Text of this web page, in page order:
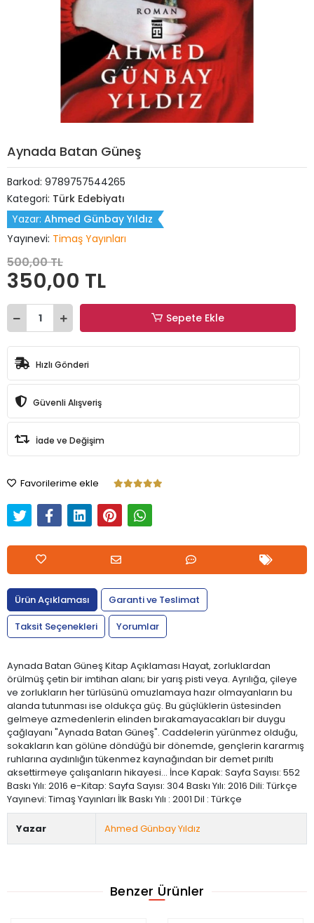
Aynada Batan Güneş
Barkod: 9789757544265
Kategori: Türk Edebiyatı
Yazar: Ahmed Günbay Yıldız
Yayınevi: Timaş Yayınları
500,00 TL
350,00 TL
Sepete Ekle
Hızlı Gönderi
Güvenli Alışveriş
İade ve Değişim
Favorilerime ekle
Ürün Açıklaması
Garanti ve Teslimat
Taksit Seçenekleri
Yorumlar
Aynada Batan Güneş Kitap Açıklaması Hayat, zorluklardan
örülmüş çetin bir imtihan alanı; bir yarış pisti veya. Ayrılığa, çileye
ve zorlukların her türlüsünü omuzlamaya hazır olmayanların bu
alanda tutunması ise oldukça güç. Bu güçlüklerin üstesinden
gelmeye azmedenlerin elinden bırakamayacakları bir duygu
çağlayanı "Aynada Batan Güneş". Caddelerin yürünmez olduğu,
sokakların kan gölüne döndüğü bir dönemde, gençlerin kararmış
ruhlarına aydınlığın tükenmez kaynağından bir demet pırıltı
aksettirmeye çalışanların hikayesi... İnce Kapak: Sayfa Sayısı: 552
Baskı Yılı: 2016 e-Kitap: Sayfa Sayısı: 304 Baskı Yılı: 2016 Dili: Türkçe
Yayınevi: Timaş Yayınları İlk Baskı Yılı : 2001 Dil : Türkçe
Yazar Ahmed Günbay Yıldız
Benzer Ürünler